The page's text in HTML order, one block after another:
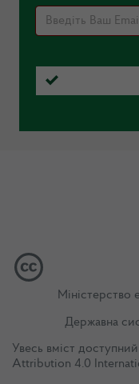
Міністерство
Державна
Увесь вміст доступний
Attribution 4.0